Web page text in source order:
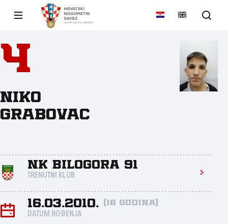
4
Niko
Grabovac
NK Bilogora 91
TRENUTNI KLUB
16.03.2010. (16 godina)
DATUM ROĐENJA